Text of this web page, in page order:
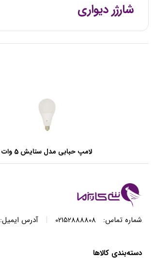
شارژر دیواری
لامپ حبابی مدل ستایش 5 وات
شماره تماس: 02152888808
| آدرس ایمیل:
دسته‌بندی کالاها